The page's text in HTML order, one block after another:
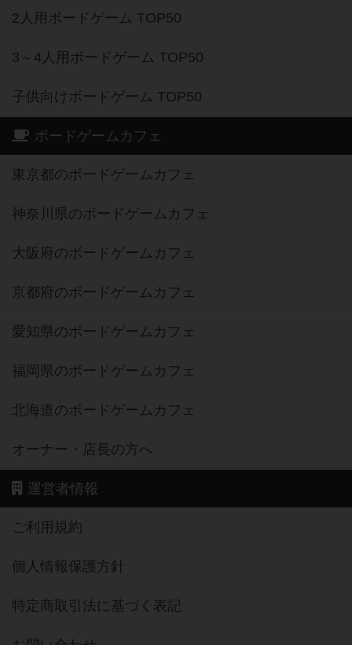
2人用ボードゲーム TOP50
3～4人用ボードゲーム TOP50
子供向けボードゲーム TOP50
ボードゲームカフェ
東京都のボードゲームカフェ
神奈川県のボードゲームカフェ
大阪府のボードゲームカフェ
京都府のボードゲームカフェ
愛知県のボードゲームカフェ
福岡県のボードゲームカフェ
北海道のボードゲームカフェ
オーナー・店長の方へ
運営者情報
ご利用規約
個人情報保護方針
特定商取引法に基づく表記